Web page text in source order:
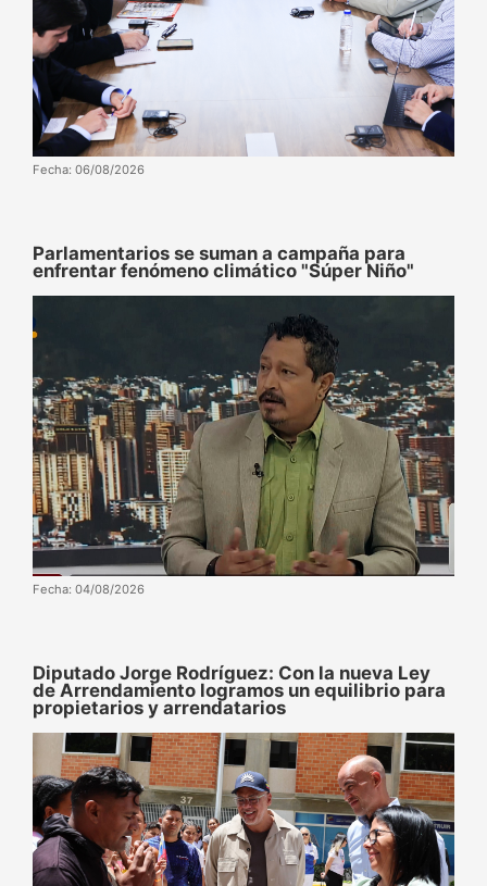
Fecha: 06/08/2026
Parlamentarios se suman a campaña para
enfrentar fenómeno climático "Súper Niño"
Fecha: 04/08/2026
Diputado Jorge Rodríguez: Con la nueva Ley
de Arrendamiento logramos un equilibrio para
propietarios y arrendatarios